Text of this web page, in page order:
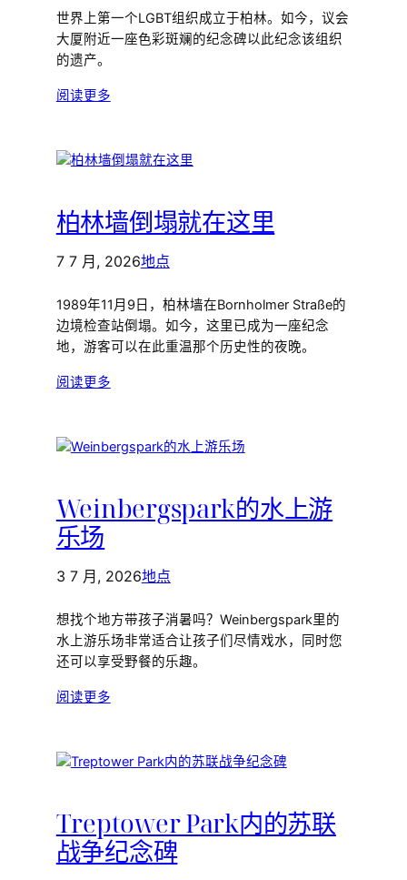
世界上第一个LGBT组织成立于柏林。如今，议会
大厦附近一座色彩斑斓的纪念碑以此纪念该组织
的遗产。
阅读更多
柏林墙倒塌就在这里
7 7 月, 2026地点
1989年11月9日，柏林墙在Bornholmer Straße的
边境检查站倒塌。如今，这里已成为一座纪念
地，游客可以在此重温那个历史性的夜晚。
阅读更多
Weinbergspark的水上游
乐场
3 7 月, 2026地点
想找个地方带孩子消暑吗？Weinbergspark里的
水上游乐场非常适合让孩子们尽情戏水，同时您
还可以享受野餐的乐趣。
阅读更多
Treptower Park内的苏联
战争纪念碑